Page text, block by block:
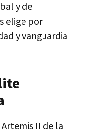
y de
elige por
y vanguardia
II de la